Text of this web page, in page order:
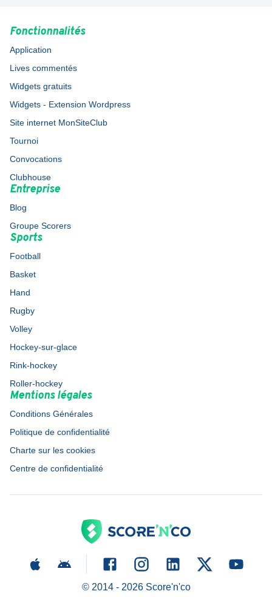
Fonctionnalités
Application
Lives commentés
Widgets gratuits
Widgets - Extension Wordpress
Site internet MonSiteClub
Tournoi
Convocations
Clubhouse
Entreprise
Blog
Groupe Scorers
Sports
Football
Basket
Hand
Rugby
Volley
Hockey-sur-glace
Rink-hockey
Roller-hockey
Mentions légales
Conditions Générales
Politique de confidentialité
Charte sur les cookies
Centre de confidentialité
© 2014 - 2026Score'n'co